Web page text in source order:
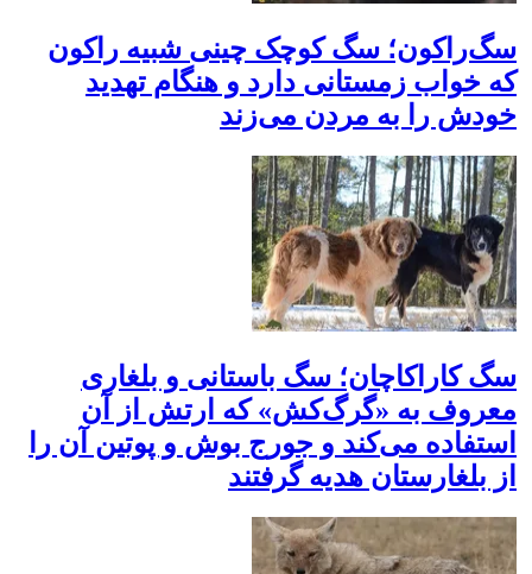
سگ‌راکون؛ سگ کوچک چینی شبیه راکون
که خواب زمستانی دارد و هنگام تهدید
خودش را به مردن می‌زند
سگ کاراکاچان؛ سگ باستانی و بلغاری
معروف به «گرگ‌کش» که ارتش از آن
استفاده می‌کند و جورج بوش و پوتین آن را
از بلغارستان هدیه گرفتند